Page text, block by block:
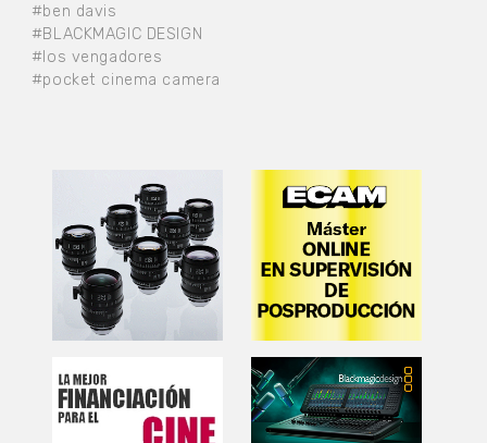
#ben davis
#BLACKMAGIC DESIGN
#los vengadores
#pocket cinema camera